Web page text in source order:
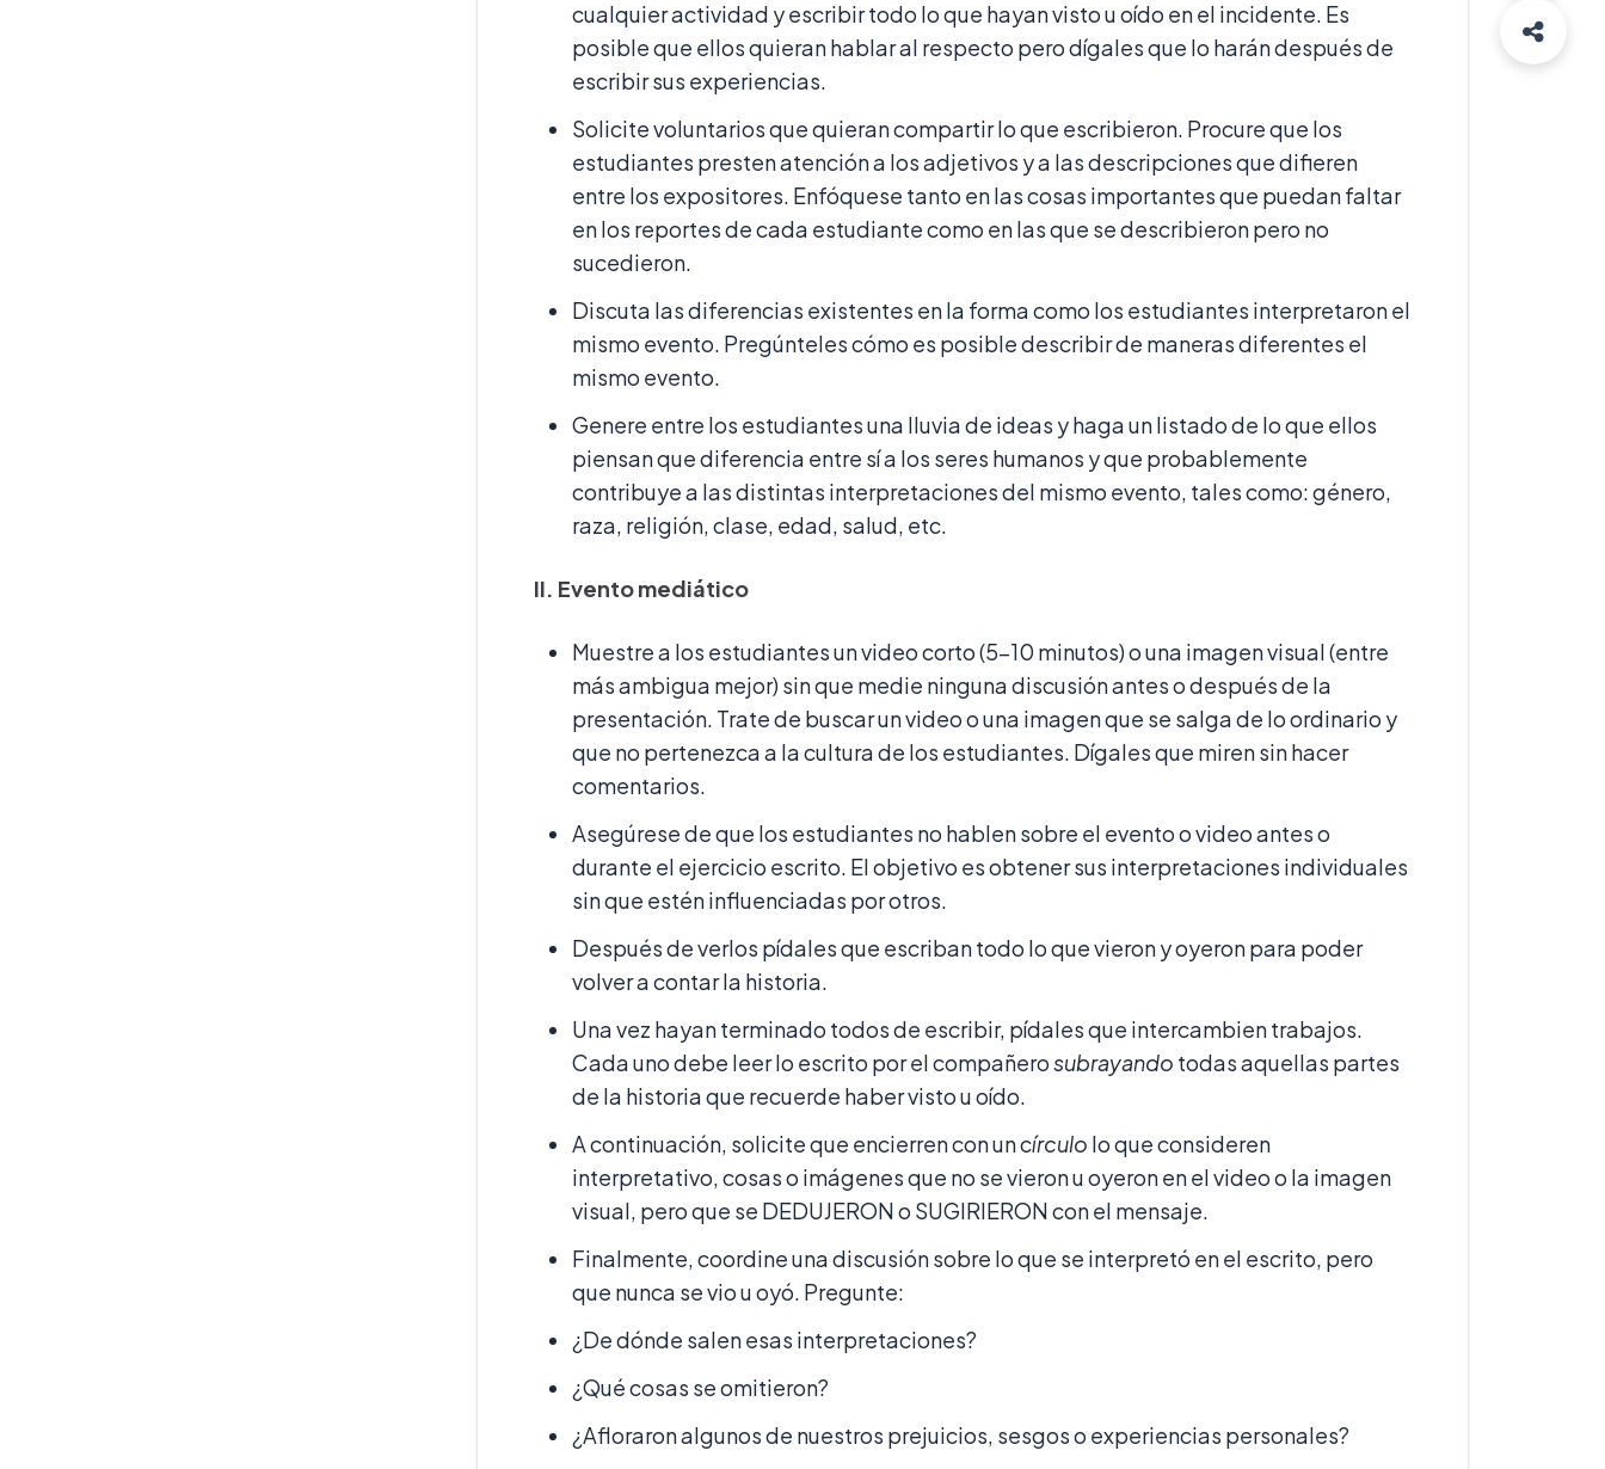
cualquier actividad y escribir todo lo que hayan visto u oído en el incidente. Es
posible que ellos quieran hablar al respecto pero dígales que lo harán después de
escribir sus experiencias.
Solicite voluntarios que quieran compartir lo que escribieron. Procure que los
estudiantes presten atención a los adjetivos y a las descripciones que difieren
entre los expositores. Enfóquese tanto en las cosas importantes que puedan faltar
en los reportes de cada estudiante como en las que se describieron pero no
sucedieron.
Discuta las diferencias existentes en la forma como los estudiantes interpretaron el
mismo evento. Pregúnteles cómo es posible describir de maneras diferentes el
mismo evento.
Genere entre los estudiantes una lluvia de ideas y haga un listado de lo que ellos
piensan que diferencia entre sí a los seres humanos y que probablemente
contribuye a las distintas interpretaciones del mismo evento, tales como: género,
raza, religión, clase, edad, salud, etc.
II. Evento mediático
Muestre a los estudiantes un video corto (5-10 minutos) o una imagen visual (entre
más ambigua mejor) sin que medie ninguna discusión antes o después de la
presentación. Trate de buscar un video o una imagen que se salga de lo ordinario y
que no pertenezca a la cultura de los estudiantes. Dígales que miren sin hacer
comentarios.
Asegúrese de que los estudiantes no hablen sobre el evento o video antes o
durante el ejercicio escrito. El objetivo es obtener sus interpretaciones individuales
sin que estén influenciadas por otros.
Después de verlos pídales que escriban todo lo que vieron y oyeron para poder
volver a contar la historia.
Una vez hayan terminado todos de escribir, pídales que intercambien trabajos.
Cada uno debe leer lo escrito por el compañerosubrayando todas aquellas partes
de la historia que recuerde haber visto u oído.
A continuación, solicite que encierren con un círculo lo que consideren
interpretativo, cosas o imágenes que no se vieron u oyeron en el video o la imagen
visual, pero que se DEDUJERON o SUGIRIERON con el mensaje.
Finalmente, coordine una discusión sobre lo que se interpretó en el escrito, pero
que nunca se vio u oyó. Pregunte:
¿De dónde salen esas interpretaciones?
¿Qué cosas se omitieron?
¿Afloraron algunos de nuestros prejuicios, sesgos o experiencias personales?